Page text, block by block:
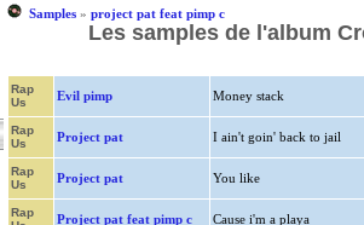
Samples» project pat feat pimp c
Les samples de l'album
Rap
Us
Evil pimp Money stack
Rap
Us
Project pat I ain't goin' back to jail
Rap
Us
Project pat You like
Rap
Project pat feat pimp c Cause i'm a playa